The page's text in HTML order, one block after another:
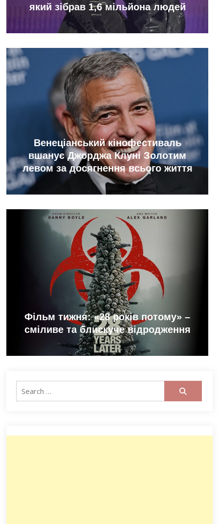
який зібрав 1,6 мільйона людей
Венеціанський кінофестиваль
вшанує Джорджа Клуні Золотим
левом за досягнення всього життя
Фільм тижня: «28 років потому» –
сміливе та блискуче відродження
Search